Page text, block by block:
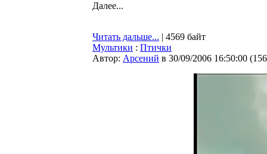
Далее...
Читать дальше... | 4569 байт
Мультики : Птички
Автор: Арсений в 30/09/2006 16:50:00 (